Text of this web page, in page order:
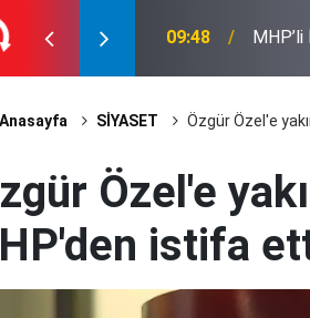
fiyatlar... 09:48
Anasayfa SİYASET Özgür Özel'e
Özel'e
istifa